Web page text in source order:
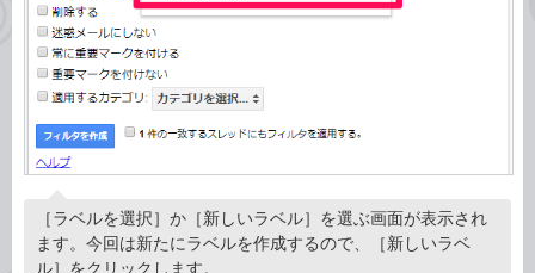
［ラベルを選択］か［新しいラベル］を選ぶ画面が表示され
ます。今回は新たにラベルを作成するので、［新しいラベ
ル］をクリックします。